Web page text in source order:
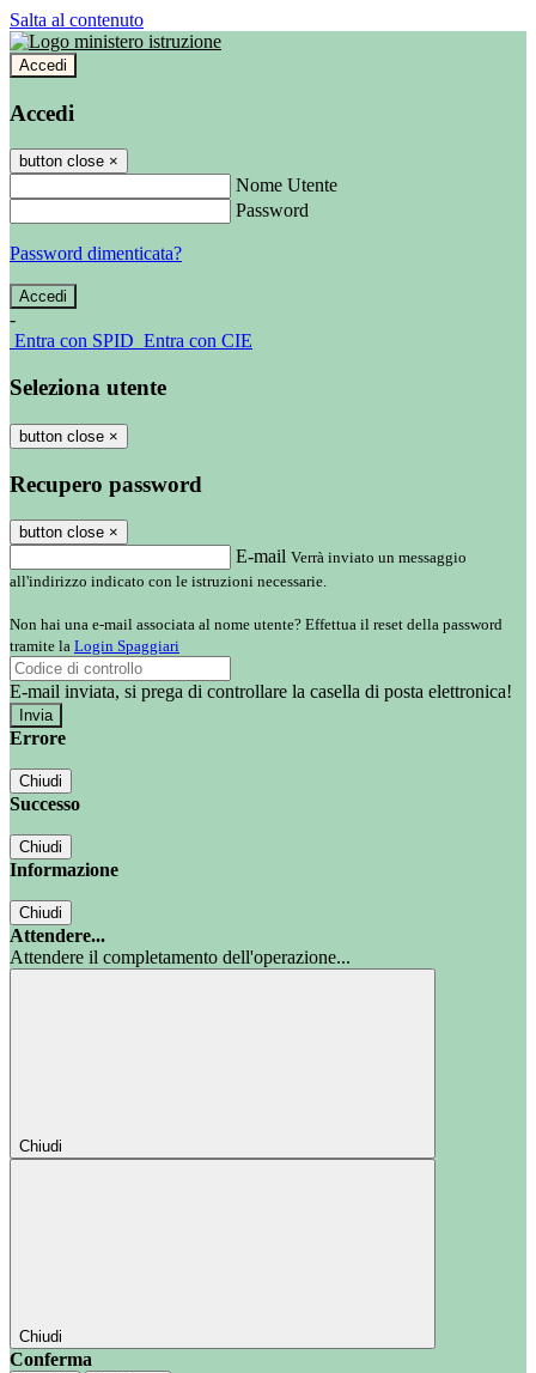
Salta al contenuto
Accedi
Accedi
button close ×
Nome Utente
Password
Password dimenticata?
-
Entra con SPID Entra con CIE
Seleziona utente
button close ×
Recupero password
button close ×
E-mail Verrà inviato un messaggio
all'indirizzo indicato con le istruzioni necessarie.
Non hai una e-mail associata al nome utente? Effettua il reset della password
tramite la Login Spaggiari
E-mail inviata, si prega di controllare la casella di posta elettronica!
Errore
Chiudi
Successo
Chiudi
Informazione
Chiudi
Attendere...
Attendere il completamento dell'operazione...
Chiudi
Chiudi
Conferma